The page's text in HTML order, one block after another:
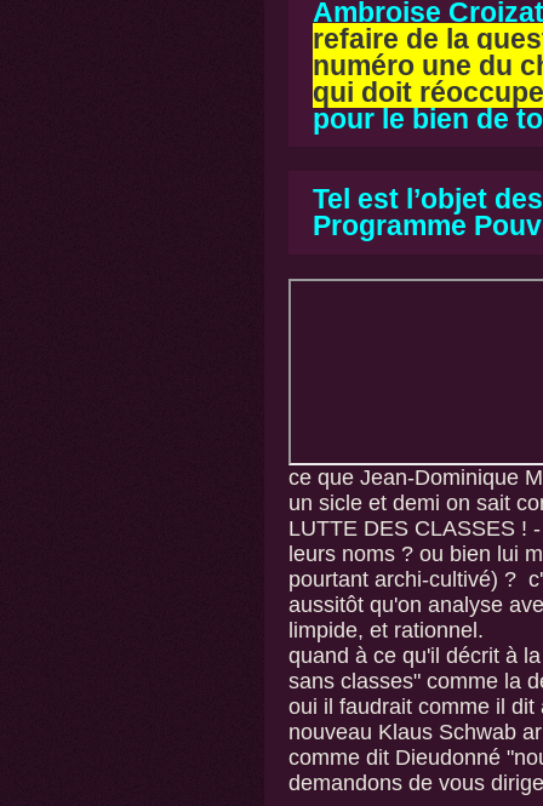
Ambroise
refaire de la
numéro une du
qui doit
pour le bien de
Tel est l’objet
Programme
ce que Jean-Dominique
un sicle et demi on sait
LUTTE DES CLASSES !
leurs noms ? ou bien lui
pourtant archi-cultivé) ?
aussitôt qu'on analyse
limpide, et rationnel.
quand à ce qu'il décrit à
sans classes" comme la
oui il faudrait comme il
nouveau Klaus Schwab
comme dit Dieudonné
demandons de vous